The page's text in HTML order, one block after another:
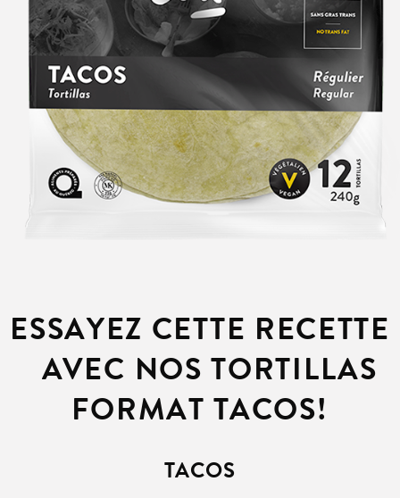
ESSAYEZ CETTE RECETTE
AVEC NOS TORTILLAS
FORMAT TACOS!
TACOS